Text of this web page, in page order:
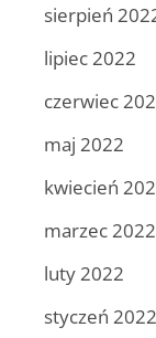
sierpień
lipiec 2022
czerwiec
maj 2022
kwiecień
marzec 2022
luty 2022
styczeń 2022